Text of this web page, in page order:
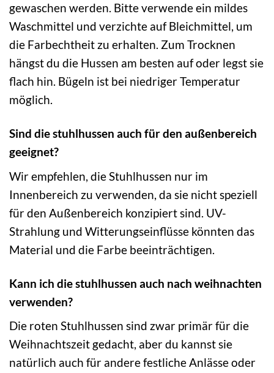
gewaschen werden. Bitte verwende ein mildes
Waschmittel und verzichte auf Bleichmittel, um
die Farbechtheit zu erhalten. Zum Trocknen
hängst du die Hussen am besten auf oder legst sie
flach hin. Bügeln ist bei niedriger Temperatur
möglich.
Sind die stuhlhussen auch für den außenbereich
geeignet?
Wir empfehlen, die Stuhlhussen nur im
Innenbereich zu verwenden, da sie nicht speziell
für den Außenbereich konzipiert sind. UV-
Strahlung und Witterungseinflüsse könnten das
Material und die Farbe beeinträchtigen.
Kann ich die stuhlhussen auch nach weihnachten
verwenden?
Die roten Stuhlhussen sind zwar primär für die
Weihnachtszeit gedacht, aber du kannst sie
natürlich auch für andere festliche Anlässe oder